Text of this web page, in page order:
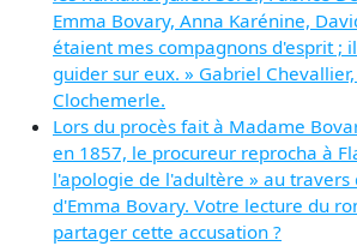
Emma Bovary, Anna Karénine,
étaient mes compagnons d'esprit ;
guider sur eux. » Gabriel
Clochemerle.
Lors du procès fait à Madame
en 1857, le procureur reprocha à
l'apologie de l'adultère » au travers
d'Emma Bovary. Votre lecture du
partager cette accusation ?